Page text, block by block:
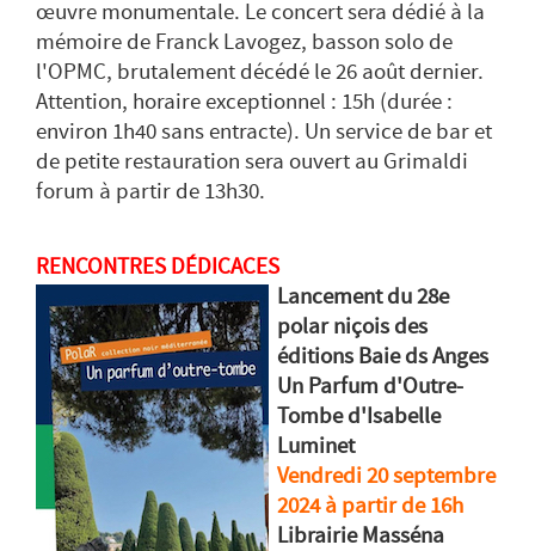
œuvre monumentale. Le concert sera dédié à la
mémoire de Franck Lavogez, basson solo de
l'OPMC, brutalement décédé le 26 août dernier.
Attention, horaire exceptionnel : 15h (durée :
environ 1h40 sans entracte). Un service de bar et
de petite restauration sera ouvert au Grimaldi
forum à partir de 13h30.
RENCONTRES DÉDICACES
Lancement du 28e
polar niçois des
éditions Baie ds Anges
Un Parfum d'Outre-
Tombe d'Isabelle
Luminet
Vendredi 20 septembre
2024 à partir de 16h
Librairie Masséna